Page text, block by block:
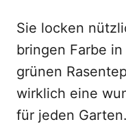
Sie locken
bringen Farbe
grünen
wirklich eine
für jeden Garten.